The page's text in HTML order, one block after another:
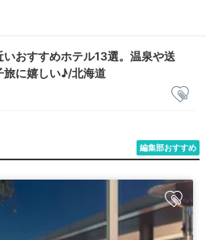
いおすすめホテル13選。温泉や送
旅に嬉しい♪/北海道
編集部おすすめ